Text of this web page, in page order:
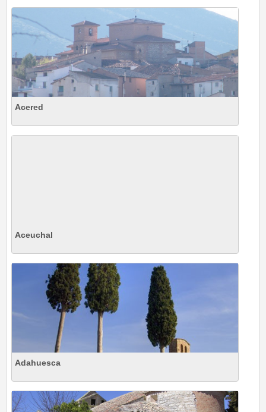
Acered
Aceuchal
Adahuesca